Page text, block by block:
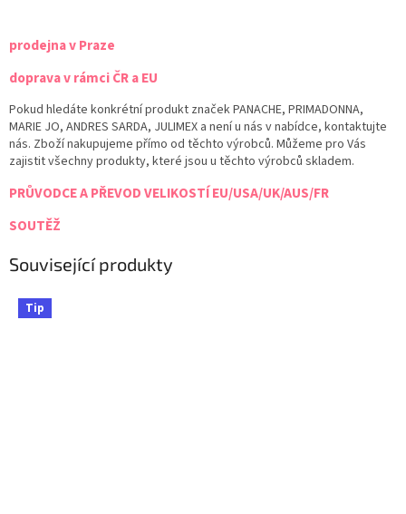
prodejna v Praze
doprava v rámci ČR a EU
Pokud hledáte konkrétní produkt značek PANACHE, PRIMADONNA,
MARIE JO, ANDRES SARDA, JULIMEX a není u nás v nabídce, kontaktujte
nás. Zboží nakupujeme přímo od těchto výrobců. Můžeme pro Vás
zajistit všechny produkty, které jsou u těchto výrobců skladem.
PRŮVODCE A PŘEVOD VELIKOSTÍ EU/USA/UK/AUS/FR
SOUTĚŽ
Související produkty
Tip